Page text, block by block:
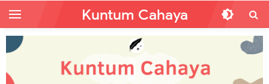
Kuntum Cahaya